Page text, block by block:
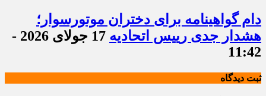
دام گواهینامه برای دختران موتورسوار؛
هشدار جدی رییس اتحادیه
17 جولای 2026 -
11:42
ثبت دیدگاه